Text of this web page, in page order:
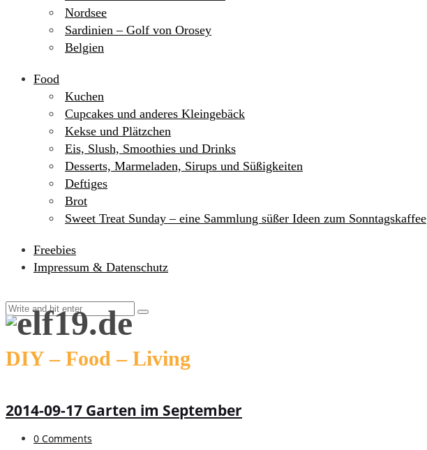
Nordsee
Sardinien – Golf von Orosey
Belgien
Food
Kuchen
Cupcakes und anderes Kleingebäck
Kekse und Plätzchen
Eis, Slush, Smoothies und Drinks
Desserts, Marmeladen, Sirups und Süßigkeiten
Deftiges
Brot
Sweet Treat Sunday – eine Sammlung süßer Ideen zum Sonntagskaffee
Freebies
Impressum & Datenschutz
DIY – Food – Living
2014-09-17 Garten im September
0 Comments